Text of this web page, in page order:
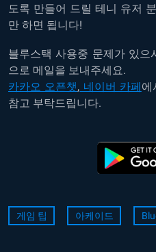
도록 만들어 드릴 테니 유저
만 하면 됩니다!
블루스택 사용중 문제가 있으
으로 메일을 보내주세요.
카카오 오픈챗, 네이버 카페 에
참고 부탁드립니다.
게임 팁 아케이드